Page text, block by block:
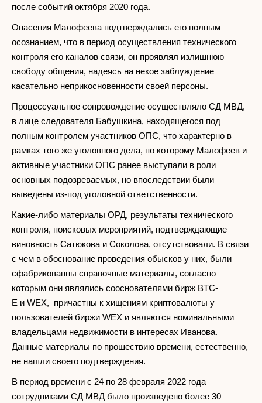
после событий октября 2020 года.
Опасения Малофеева подтверждались его полным
осознанием, что в период осуществления технического
контроля его каналов связи, он проявлял излишнюю
свободу общения, надеясь на некое заблуждение
касательно неприкосновенности своей персоны.
Процессуальное сопровождение осуществляло СД МВД,
в лице следователя Бабушкина, находящегося под
полным контролем участников ОПС, что характерно в
рамках того же уголовного дела, по которому Малофеев и
активные участники ОПС ранее выступали в роли
основных подозреваемых, но впоследствии были
выведены из-под уголовной ответственности.
Какие-либо материалы ОРД, результаты технического
контроля, поисковых мероприятий, подтверждающие
виновность Сатюкова и Соколова, отсутствовали. В связи
с чем в обоснование проведения обысков у них, были
сфабрикованны справочные материалы, согласно
которым они являлись сооснователями бирж BTC-
E и WEX, причастны к хищениям криптовалюты у
пользователей биржи WEX и являются номинальными
владельцами недвижимости в интересах Иванова.
Данные материалы по прошествию времени, естественно,
не нашли своего подтверждения.
В период времени с 24 по 28 февраля 2022 года
сотрудниками СД МВД было произведено более 30